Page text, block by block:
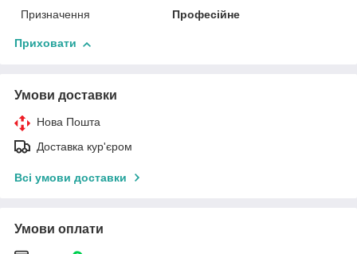
Призначення
Професійне
Приховати
Умови доставки
Нова Пошта
Доставка кур'єром
Всі умови доставки
Умови оплати